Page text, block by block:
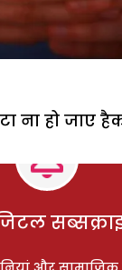
ना हो जाए